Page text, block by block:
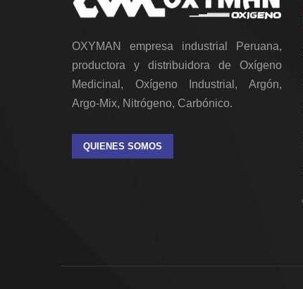
OXYMAN empresa industrial Peruana,
productora y distribuidora de Oxígeno
Medicinal, Oxígeno Industrial, Argón,
Argo-Mix, Nitrógeno, Carbónico.
QUIENES SOMOS